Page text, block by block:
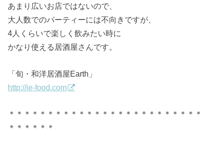
あまり広いお店ではないので、
大人数でのパーティーには不向きですが、
4人くらいで楽しく飲みたい時に
かなり使える居酒屋さんです。
「旬・和洋居酒屋Earth」
http://ie-food.com
＊＊＊＊＊＊＊＊＊＊＊＊＊＊＊＊＊＊＊＊＊＊＊＊＊
＊＊＊＊＊＊